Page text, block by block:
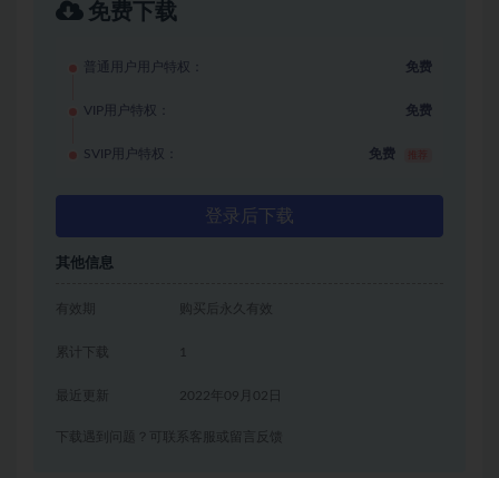
免费下载
普通用户用户特权： 免费
VIP用户特权： 免费
SVIP用户特权： 免费
登录后下载
其他信息
有效期 购买后永久有效
累计下载 1
2022年09月02日
下载遇到问题？可联系客服或留言反馈